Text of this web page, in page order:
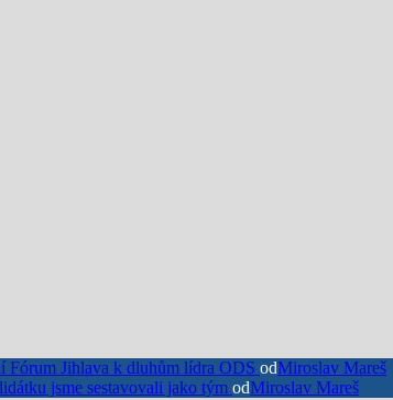
Fórum Jihlava k dluhům lídra ODS odMiroslav Mareš
jsme sestavovali jako tým odMiroslav Mareš